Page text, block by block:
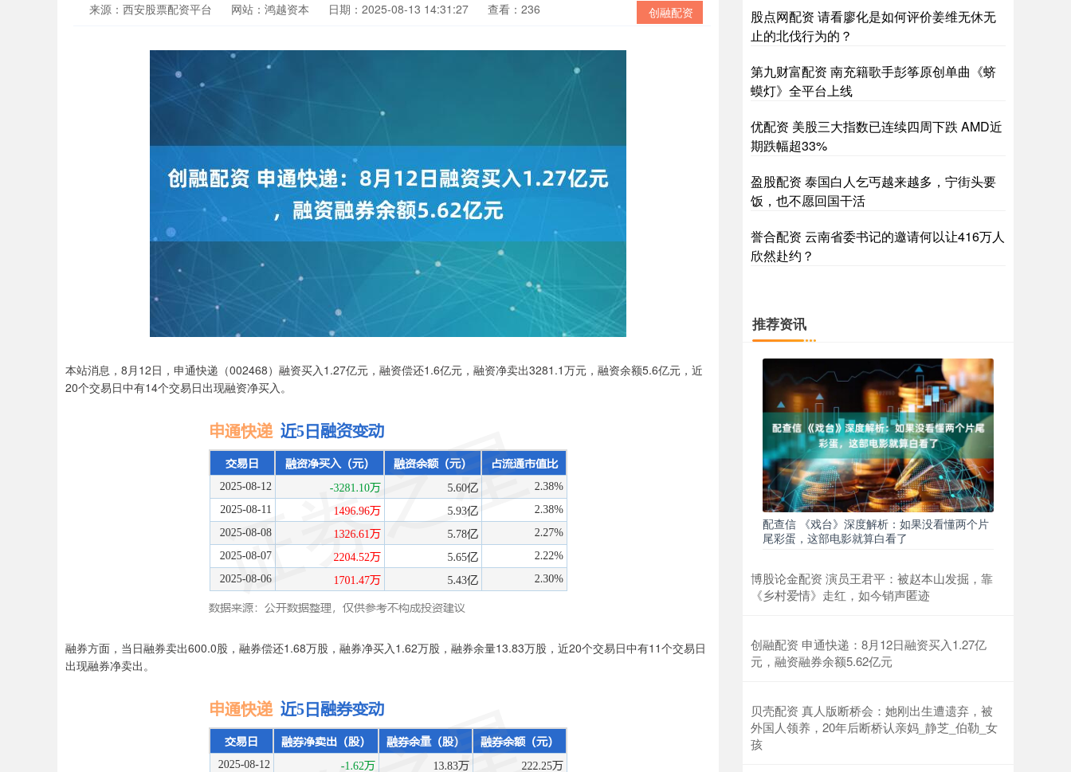
创融配资
来源：西安股票配资平台 网站：鸿越资本 日期：2025-08-13 14:31:27 查看：236
本站消息，8月12日，申通快递（002468）融资买入1.27亿元，融资偿还1.6亿元，融资净卖出3281.1万元，融资余额5.6亿元，近
20个交易日中有14个交易日出现融资净买入。
融券方面，当日融券卖出600.0股，融券偿还1.68万股，融券净买入1.62万股，融券余量13.83万股，近20个交易日中有11个交易日
出现融券净卖出。
股点网配资 请看廖化是如何评价姜维无休无
止的北伐行为的？
第九财富配资 南充籍歌手彭筝原创单曲《蛴
蟆灯》全平台上线
优配资 美股三大指数已连续四周下跌 AMD近
期跌幅超33%
盈股配资 泰国白人乞丐越来越多，宁街头要
饭，也不愿回国干活
誉合配资 云南省委书记的邀请何以让416万人
欣然赴约？
推荐资讯
配查信 《戏台》深度解析：如果没看懂两个片
尾彩蛋，这部电影就算白看了
博股论金配资 演员王君平：被赵本山发掘，靠
《乡村爱情》走红，如今销声匿迹
创融配资 申通快递：8月12日融资买入1.27亿
元，融资融券余额5.62亿元
贝壳配资 真人版断桥会：她刚出生遭遗弃，被
外国人领养，20年后断桥认亲妈_静芝_伯勒_女
孩